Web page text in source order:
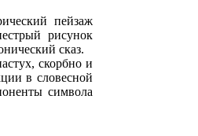
пейзаж
рисунок
сказ.
скорбно и
в словесной
символа